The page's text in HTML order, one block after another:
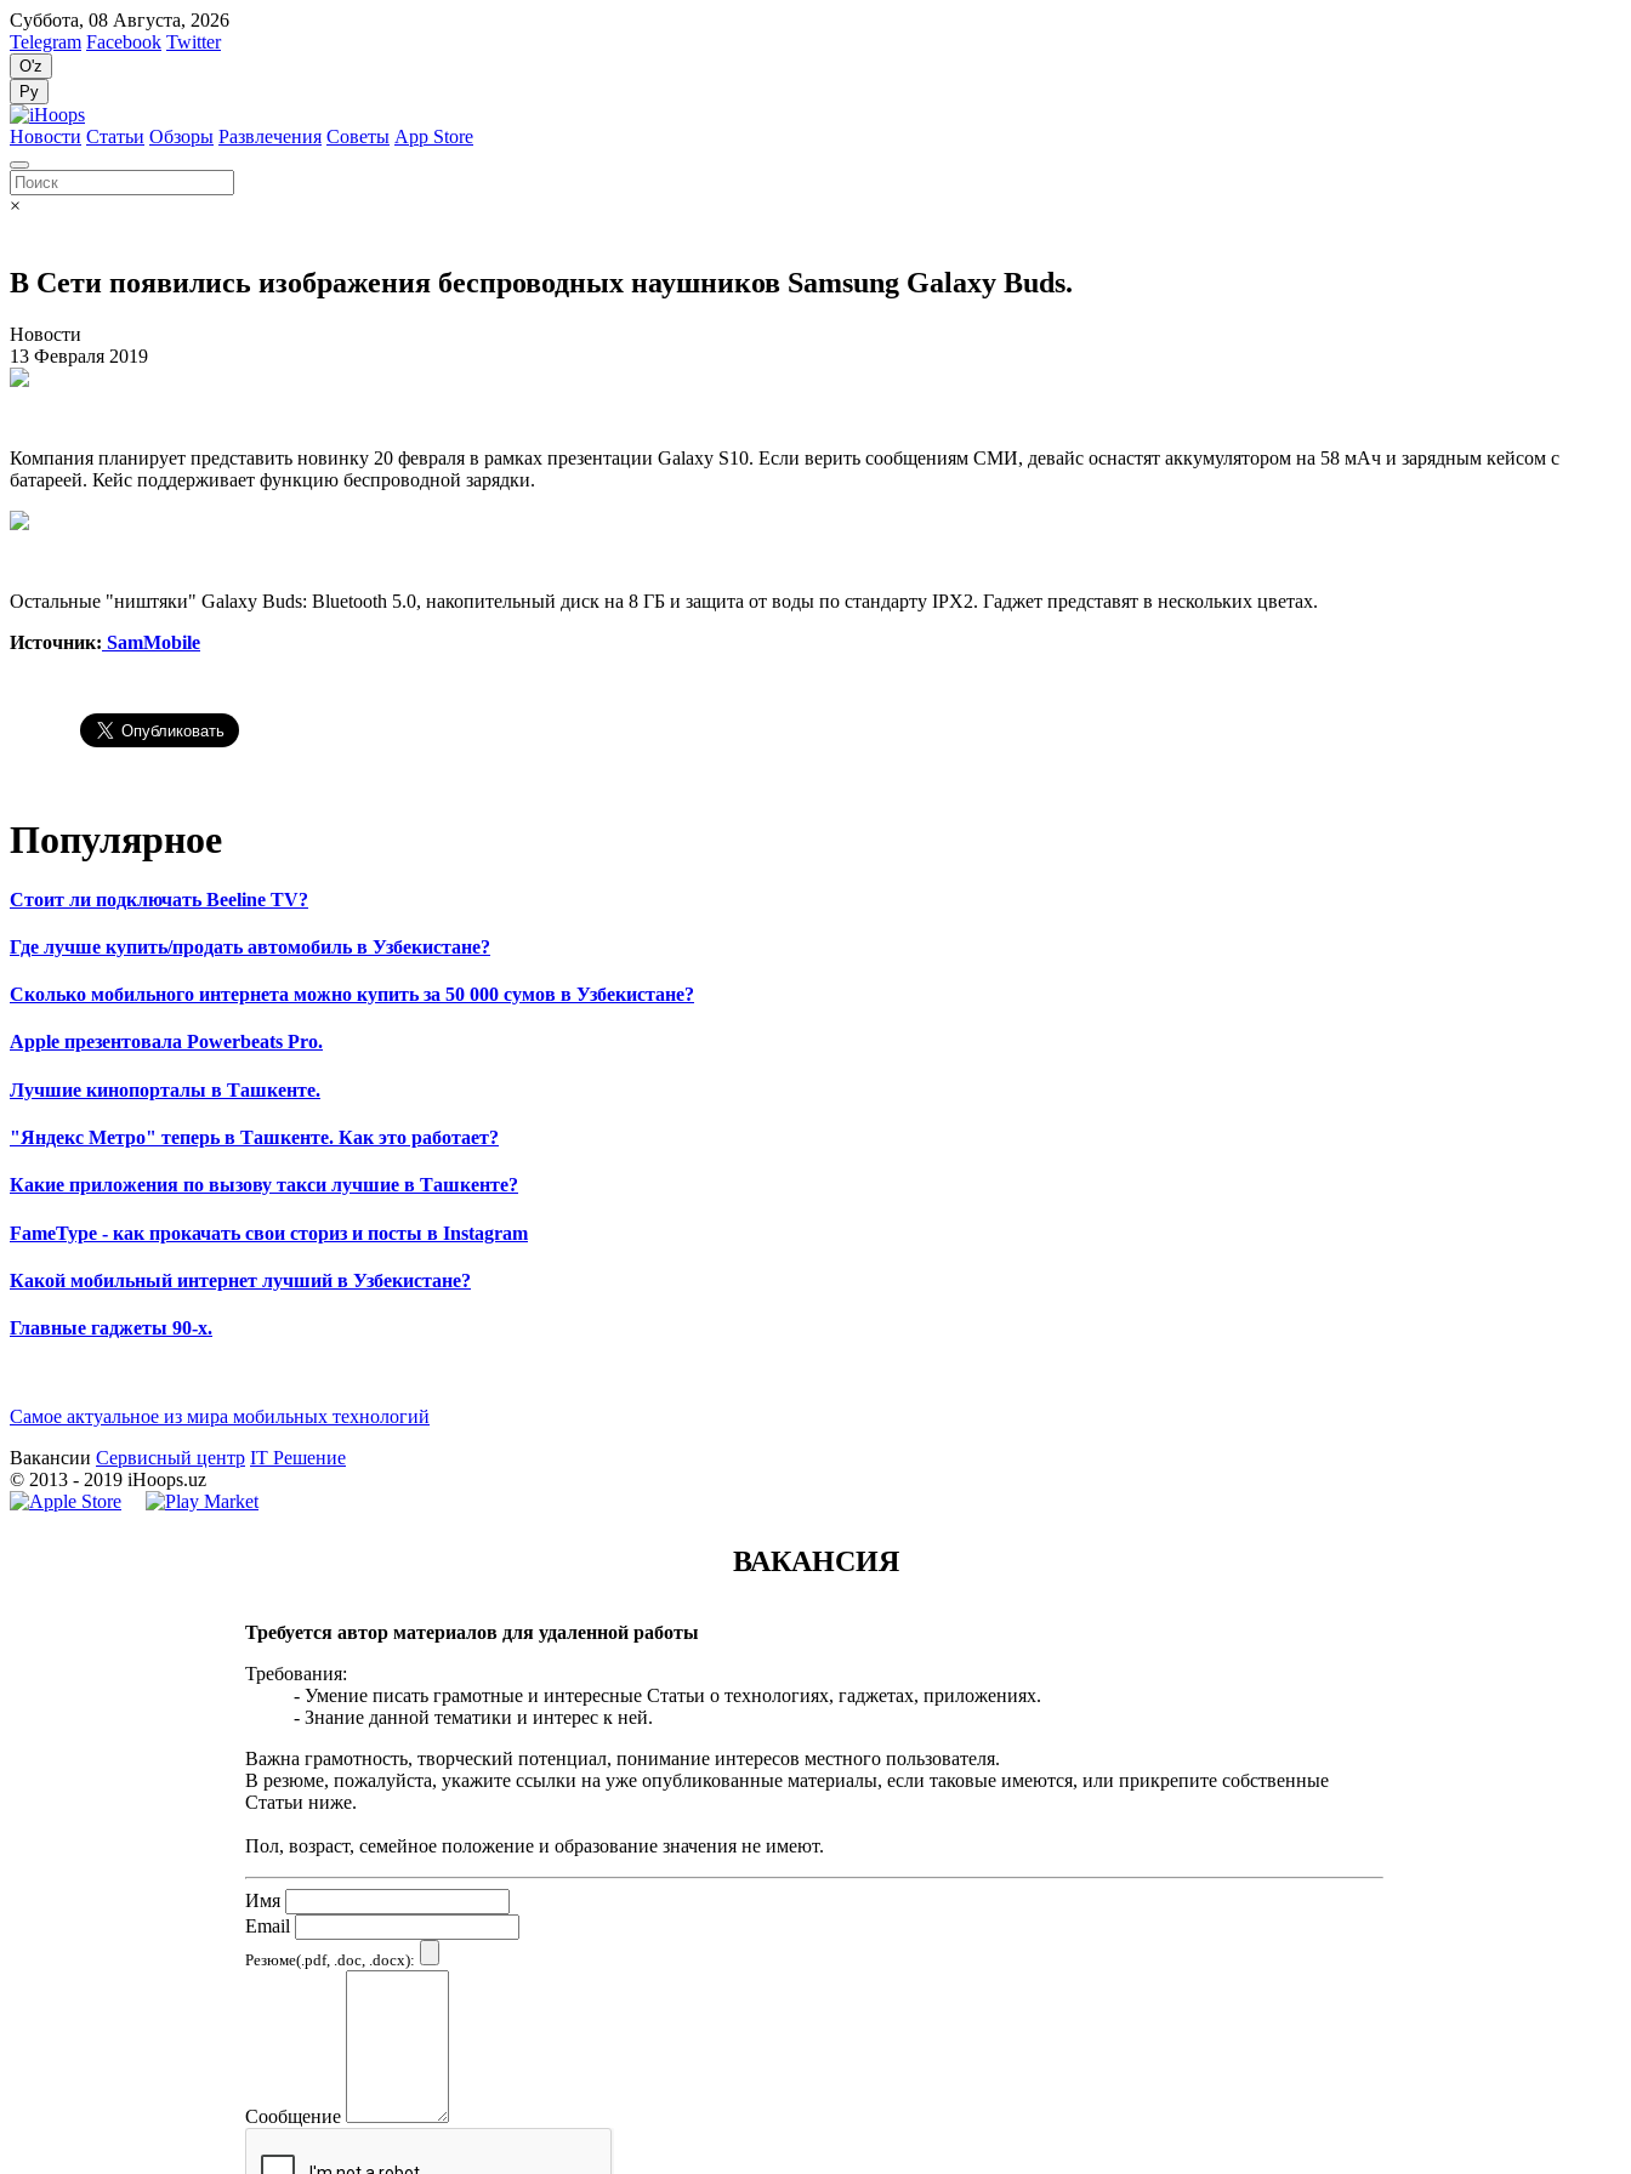
Суббота, 08 Августа, 2026
Telegram Facebook Twitter
O'z
Ру
Новости Статьи Обзоры Развлечения Советы App Store
×
В Сети появились изображения беспроводных наушников Samsung Galaxy Buds.
Новости
13 Февраля 2019
Компания планирует представить новинку 20 февраля в рамках презентации Galaxy S10. Если верить сообщениям СМИ, девайс оснастят аккумулятором на 58 мАч и зарядным кейсом с
батареей. Кейс поддерживает функцию беспроводной зарядки.
Остальные "ништяки" Galaxy Buds: Bluetooth 5.0, накопительный диск на 8 ГБ и защита от воды по стандарту IPX2. Гаджет представят в нескольких цветах.
Источник: SamMobile
Популярное
Стоит ли подключать Beeline TV?
Где лучше купить/продать автомобиль в Узбекистане?
Сколько мобильного интернета можно купить за 50 000 сумов в Узбекистане?
Apple презентовала Powerbeats Pro.
Лучшие кинопорталы в Ташкенте.
"Яндекс Метро" теперь в Ташкенте. Как это работает?
Какие приложения по вызову такси лучшие в Ташкенте?
FameType - как прокачать свои сториз и посты в Instagram
Какой мобильный интернет лучший в Узбекистане?
Главные гаджеты 90-х.
Самое актуальное из мира мобильных технологий
Вакансии Сервисный центр IT Решение
© 2013 - 2019 iHoops.uz
ВАКАНСИЯ
Требуется автор материалов для удаленной работы
Требования:
- Умение писать грамотные и интересные Статьи о технологиях, гаджетах, приложениях.
- Знание данной тематики и интерес к ней.
Важна грамотность, творческий потенциал, понимание интересов местного пользователя.
В резюме, пожалуйста, укажите ссылки на уже опубликованные материалы, если таковые имеются, или прикрепите собственные
Статьи ниже.
Пол, возраст, семейное положение и образование значения не имеют.
Имя
Email
Резюме(.pdf, .doc, .docx):
Сообщение